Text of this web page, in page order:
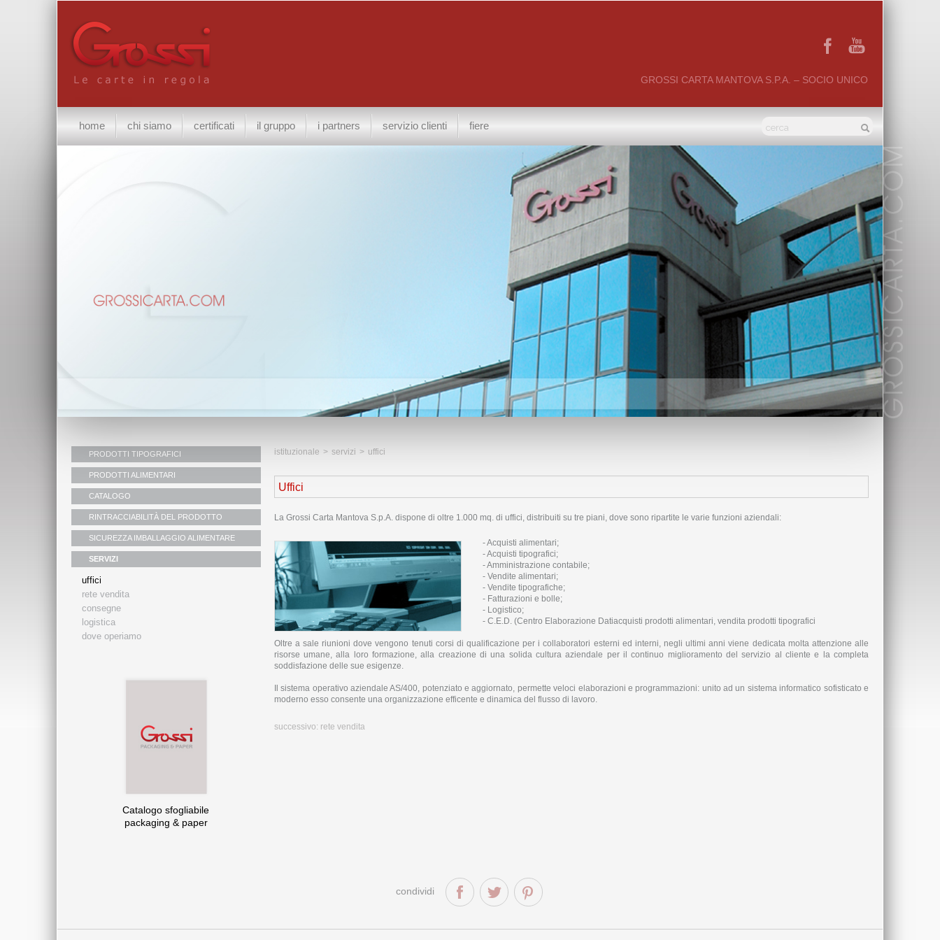
GROSSI CARTA MANTOVA S.P.A. – SOCIO UNICO
home chi siamo certificati il gruppo i partners servizio clienti fiere
PRODOTTI TIPOGRAFICI
PRODOTTI ALIMENTARI
CATALOGO
RINTRACCIABILITÀ DEL PRODOTTO
SICUREZZA IMBALLAGGIO ALIMENTARE
SERVIZI
uffici
rete vendita
consegne
logistica
dove operiamo
Catalogo sfogliabile
packaging & paper
istituzionale > servizi > uffici
Uffici
La Grossi Carta Mantova S.p.A. dispone di oltre 1.000 mq. di uffici, distribuiti su tre piani, dove sono ripartite le varie funzioni aziendali:
- Acquisti alimentari;
- Acquisti tipografici;
- Amministrazione contabile;
- Vendite alimentari;
- Vendite tipografiche;
- Fatturazioni e bolle;
- Logistico;
- C.E.D. (Centro Elaborazione Datiacquisti prodotti alimentari, vendita prodotti tipografici
Oltre a sale riunioni dove vengono tenuti corsi di qualificazione per i collaboratori esterni ed interni, negli ultimi anni viene dedicata molta attenzione alle
risorse umane, alla loro formazione, alla creazione di una solida cultura aziendale per il continuo miglioramento del servizio al cliente e la completa
soddisfazione delle sue esigenze.
Il sistema operativo aziendale AS/400, potenziato e aggiornato, permette veloci elaborazioni e programmazioni: unito ad un sistema informatico sofisticato e
moderno esso consente una organizzazione efficente e dinamica del flusso di lavoro.
successivo: rete vendita
condividi